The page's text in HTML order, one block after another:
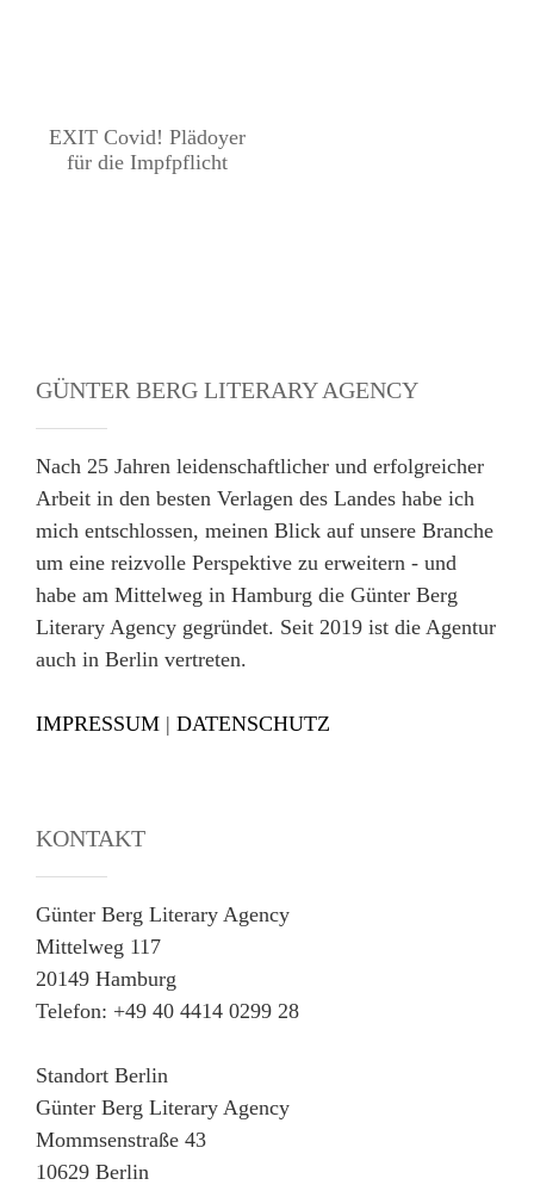
EXIT Covid! Plädoyer
für die Impfpflicht
GÜNTER BERG LITERARY AGENCY
Nach 25 Jahren leidenschaftlicher und erfolgreicher
Arbeit in den besten Verlagen des Landes habe ich
mich entschlossen, meinen Blick auf unsere Branche
um eine reizvolle Perspektive zu erweitern - und
habe am Mittelweg in Hamburg die Günter Berg
Literary Agency gegründet. Seit 2019 ist die Agentur
auch in Berlin vertreten.
IMPRESSUM | DATENSCHUTZ
KONTAKT
Günter Berg Literary Agency
Mittelweg 117
20149 Hamburg
Telefon: +49 40 4414 0299 28
Standort Berlin
Günter Berg Literary Agency
Mommsenstraße 43
10629 Berlin